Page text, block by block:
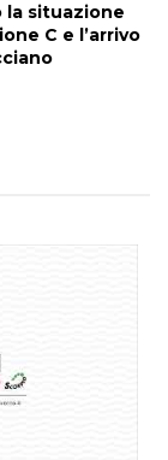
la situazione
C e l’arrivo